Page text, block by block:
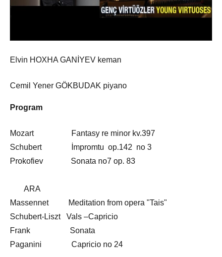
Elvin HOXHA GANİYEV keman
Cemil Yener GÖKBUDAK piyano
Program
Mozart Fantasy re minor kv.397
Schubert İmpromtu op.142 no 3
Prokofiev Sonata no7 op. 83
ARA
Massennet Meditation from opera "Tais"
Schubert-Liszt Vals –Capricio
Frank Sonata
Paganini Capricio no 24